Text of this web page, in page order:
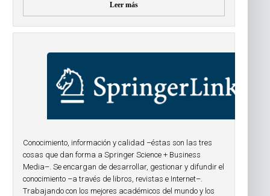
Leer más
Conocimiento, información y calidad –éstas son las tres
cosas que dan forma a Springer Science + Business
Media–. Se encargan de desarrollar, gestionar y difundir el
conocimiento –a través de libros, revistas e Internet–.
Trabajando con los mejores académicos del mundo y los